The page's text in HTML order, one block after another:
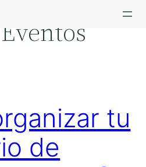
Eventos
tu
de